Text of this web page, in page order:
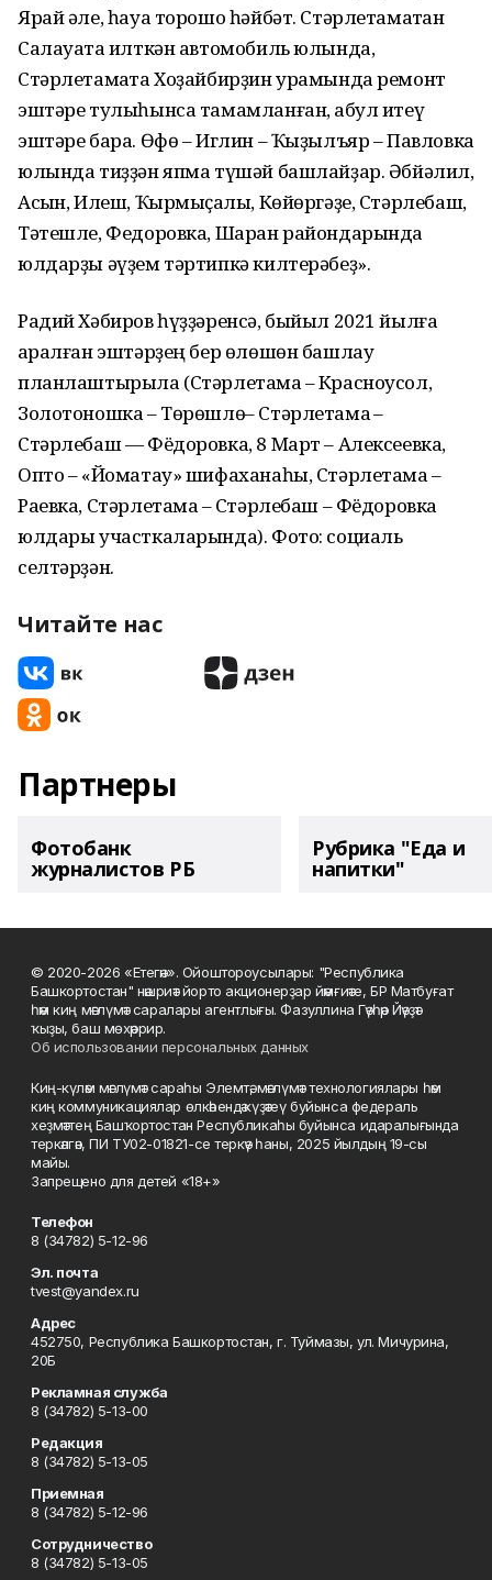
Ярай әле, һауа торошо һәйбәт. Стәрлетамаҡтан
Салауатҡа илткән автомобиль юлында,
Стәрлетамаҡта Хоҙайбирҙин урамында ремонт
эштәре тулыһынса тамамланған, ҡабул итеү
эштәре бара. Өфө – Иглин – Ҡыҙылъяр – Павловка
юлында тиҙҙән япма түшәй башлайҙар. Әбйәлил,
Асҡын, Илеш, Ҡырмыҫҡалы, Көйөргәҙе, Стәрлебаш,
Тәтешле, Федоровка, Шаран райондарында
юлдарҙы әүҙем тәртипкә килтерәбеҙ».
Радий Хәбиров һүҙҙәренсә, быйыл 2021 йылға
ҡаралған эштәрҙең бер өлөшөн башлау
планлаштырыла (Стәрлетамаҡ – Красноусол,
Золотоношка – Төрөшлө– Стәрлетамаҡ –
Стәрлебаш — Фёдоровка, 8 Март – Алексеевка,
Опто – «Йоматау» шифаханаһы, Стәрлетамаҡ –
Раевка, Стәрлетамаҡ – Стәрлебаш – Фёдоровка
юлдары участкаларында). Фото: социаль
селтәрҙән.
Читайте нас
Партнеры
Фотобанк
журналистов РБ
Рубрика "Еда и
напитки"
© 2020-2026 «Етегән». Ойоштороусылары: "Республика
Башкортостан" нәшриәт йорто акционерҙар йәмғиәте, БР Матбуғат
һәм киң мәғлүмәт саралары агентлығы. Фазуллина Гәүһәр Йәүҙәт
ҡыҙы, баш мөхәррир.
Об использовании персональных данных
Киң-күләм мәғлүмәт сараһы Элемтә, мәғлүмәт технологиялары һәм
киң коммуникациялар өлкәһендә күҙәтеү буйынса федераль
хеҙмәттең Башҡортостан Республикаһы буйынса идаралығында
теркәлгән, ПИ ТУ02-01821-се теркәү һаны, 2025 йылдың 19-сы
майы.
Запрещено для детей «18+»
Телефон
8 (34782) 5-12-96
Эл. почта
tvest@yandex.ru
Адрес
452750, Республика Башкортостан, г. Туймазы, ул. Мичурина,
20Б
Рекламная служба
8 (34782) 5-13-00
Редакция
8 (34782) 5-13-05
Приемная
8 (34782) 5-12-96
Сотрудничество
8 (34782) 5-13-05